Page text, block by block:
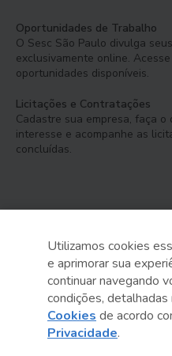
Oportunidades de Trabalho
O Sesc São Paulo divulga
exclusivamente online.
oportunidades disponíveis.
Licitações e Contratações
Cadastre sua empresa, faça
interesse e acompanhe as
concluídas.
Serviço Social do Comércio
Administração Regional no
Sesc São Paulo por aí:
Utilizamos cookies
e aprimorar sua
continuar navegando
condições, detalhadas
Cookies de acordo
Privacidade.